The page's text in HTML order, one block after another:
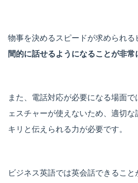
物事を決めるスピードが求められる
間的に話せるようになることが非常
また、電話対応が必要になる場面
ェスチャーが使えないため、適切
キリと伝えられる力が必要です。
ビジネス英語では英会話できるこ